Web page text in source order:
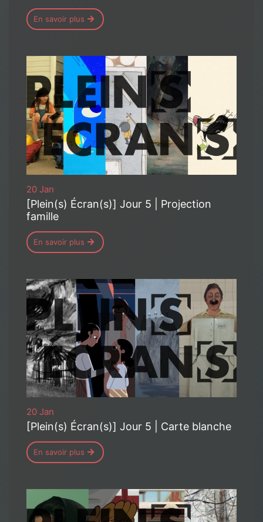
En savoir plus
20 Jan
[Plein(s) Écran(s)] Jour 5 | Projection
famille
En savoir plus
20 Jan
[Plein(s) Écran(s)] Jour 5 | Carte blanche
En savoir plus